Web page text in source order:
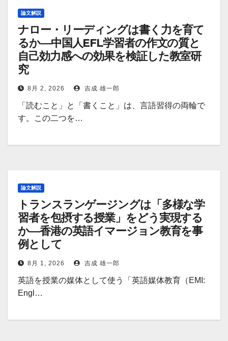
論文解説
ナロー・リーディングは書く力を育て
るか―中国人EFL学習者の作文の質と
自己効力感への効果を検証した教室研
究
8月 2, 2026 吉成 雄一郎
「読むこと」と「書くこと」は、言語習得の両輪で
す。この二つを…
論文解説
トランスランゲージングは「多様な学
習者を包摂する授業」をどう実現する
か―香港の英語イマージョン教育を事
例として
8月 1, 2026 吉成 雄一郎
英語を授業の媒体として使う「英語媒体教育（EMI:
Engl…